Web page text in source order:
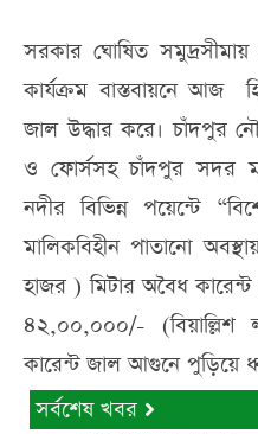
সরকার ঘোষিত
কার্যক্রম বাস্তবায়নে আজ
জাল উদ্ধার করে। চাঁদপুর
ও ফোর্সসহ চাঁদপুর সদর
নদীর বিভিন্ন পয়েন্টে
মালিকবিহীন পাতানো
হাজর ) মিটার অবৈধ
৪২,০০,০০০/- (বিয়াল্লিশ
কারেন্ট জাল আগুনে পুড়িয়ে
সর্বশেষ খবর